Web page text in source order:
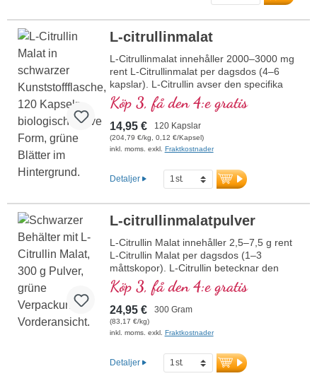
L-citrullinmalat
L-Citrullinmalat innehåller 2000–3000 mg
rent L-Citrullinmalat per dagsdos (4–6
kapslar). L-Citrullin avser den specifika
isomera formen av aminosyran citrullin,
som är biologiskt aktiv och kan utnyttjas
av människokroppen. Kombinationen med
malat ökar effektiviteten och
verkningsgraden. L-Citrullin verkar
därmed den sportsliga prestationen. Detta
högkvalitativa kosttillskott tillverkas i
Köp 3, få den 4:e gratis
14,95 € 120 Kapslar
(204,79 €/kg, 0,12 €/Kapsel)
inkl. moms. exkl. Fraktkostnader
Detaljer
L-citrullinmalatpulver
L-Citrullin Malat innehåller 2,5–7,5 g rent
L-Citrullin Malat per dagsdos (1–3
måttskopor). L-Citrullin betecknar den
specifika isomera formen av aminosyran
citrullin, som är biologiskt aktiv och kan
tas upp av människokroppen.
Kombinationen med malat ökar
effektiviteten och verkningsgraden. L-
och stödjer därmed den fysiska
prestationsförmågan. Detta högkvalitativa
Köp 3, få den 4:e gratis
24,95 € 300 Gram
(83,17 €/kg)
inkl. moms. exkl. Fraktkostnader
Detaljer